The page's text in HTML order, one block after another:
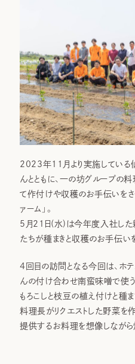
2023年11月より実施している
んとともに、一の坊グループの
て作付けや収穫のお手伝いをさ
ァーム」。
5月21日(水)は今年度入社し
たちが種まきと収穫のお手伝い
4回目の訪問となる今回は、ホ
んの付け合わせ南蛮味噌で使う
もろこしと枝豆の植え付けと種ま
料理長がリクエストした野菜を
提供するお料理を想像しながら